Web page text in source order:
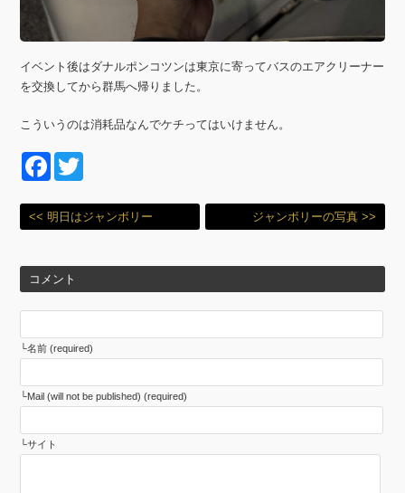
イベント後はダナルポンコツンは東京に寄ってバスのエアクリーナー
を交換してから群馬へ帰りました。
こういうのは消耗品なんでケチってはいけません。
F
a
c
b
o
o
k
wi
tt
<< 明日はジャンボリー ジャンボリーの写真 >>
コメント
名前 (required)
Mail (will not be published) (required)
サイト